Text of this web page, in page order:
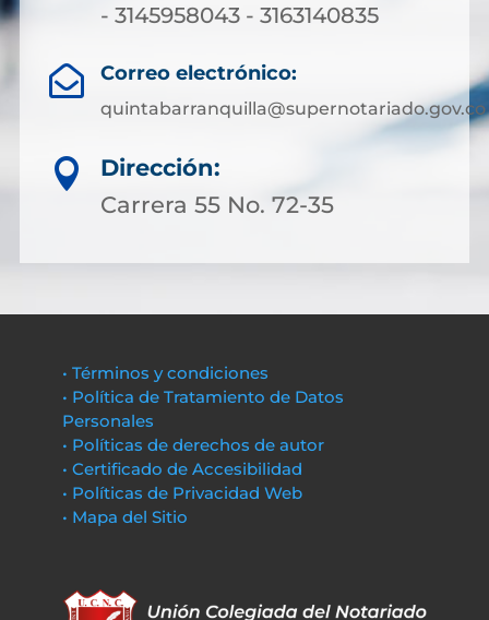
- 3145958043 - 3163140835
 Correo electrónico:
quintabarranquilla@supernotariado.gov.co

Dirección:
Carrera 55 No. 72-35
• Términos y condiciones
• Política de Tratamiento de Datos
Personales
• Políticas de derechos de autor
• Certificado de Accesibilidad
• Políticas de Privacidad Web
• Mapa del Sitio